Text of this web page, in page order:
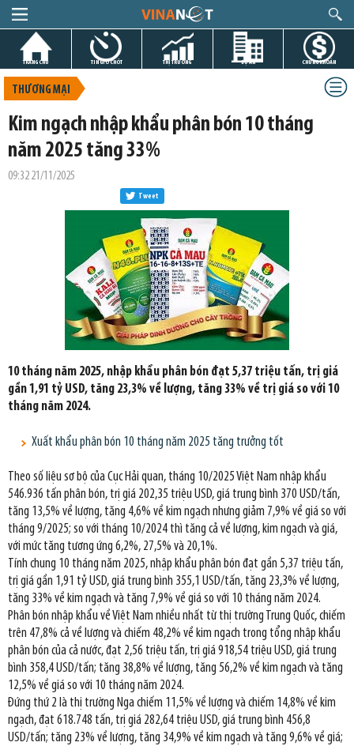
TRANG CHỦ TIN GIỜ CHÓT THỊ TRƯỜNG DỰ ÁN CHỨNG KHOÁN
THƯƠNG MẠI
Kim ngạch nhập khẩu phân bón 10 tháng
năm 2025 tăng 33%
09:32 21/11/2025
Tweet
10 tháng năm 2025, nhập khẩu phân bón đạt 5,37 triệu tấn, trị giá
gần 1,91 tỷ USD, tăng 23,3% về lượng, tăng 33% về trị giá so với 10
tháng năm 2024.
Xuất khẩu phân bón 10 tháng năm 2025 tăng trưởng tốt
Theo số liệu sơ bộ của Cục Hải quan, tháng 10/2025 Việt Nam nhập khẩu
546.936 tấn phân bón, trị giá 202,35 triệu USD, giá trung bình 370 USD/tấn,
tăng 13,5% về lượng, tăng 4,6% về kim ngạch nhưng giảm 7,9% về giá so với
tháng 9/2025; so với tháng 10/2024 thì tăng cả về lượng, kim ngạch và giá,
với mức tăng tương ứng 6,2%, 27,5% và 20,1%.
Tính chung 10 tháng năm 2025, nhập khẩu phân bón đạt gần 5,37 triệu tấn,
trị giá gần 1,91 tỷ USD, giá trung bình 355,1 USD/tấn, tăng 23,3% về lượng,
tăng 33% về kim ngạch và tăng 7,9% về giá so với 10 tháng năm 2024.
Phân bón nhập khẩu về Việt Nam nhiều nhất từ thị trường Trung Quốc, chiếm
trên 47,8% cả về lượng và chiếm 48,2% về kim ngạch trong tổng nhập khẩu
phân bón của cả nước, đạt 2,56 triệu tấn, trị giá 918,54 triệu USD, giá trung
bình 358,4 USD/tấn; tăng 38,8% về lượng, tăng 56,2% về kim ngạch và tăng
12,5% về giá so với 10 tháng năm 2024.
Đứng thứ 2 là thị trường Nga chiếm 11,5% về lượng và chiếm 14,8% về kim
ngạch, đạt 618.748 tấn, trị giá 282,64 triệu USD, giá trung bình 456,8
USD/tấn; tăng 23% về lượng, tăng 34,9% về kim ngạch và tăng 9,6% về giá;